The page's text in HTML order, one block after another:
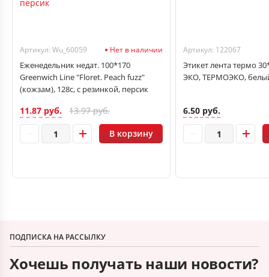
Артикул: Wu_60059 Нет в наличии
Еженедельник недат. 100*170
Greenwich Line "Floret. Peach fuzz"
(кожзам), 128с, с резинкой, персик
11.87 руб.
13.97 руб.
В корзину
Артикул: 122067
Этикет лента термо
ЭКО, ТЕРМОЭКО,
6.50 руб.
ПОДПИСКА НА РАССЫЛКУ
Хочешь получать наши новости?